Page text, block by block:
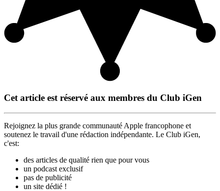
Cet article est réservé aux membres du Club iGen
Rejoignez la plus grande communauté Apple francophone et
soutenez le travail d'une rédaction indépendante. Le Club iGen,
c'est:
des articles de qualité rien que pour vous
un podcast exclusif
pas de publicité
un site dédié !